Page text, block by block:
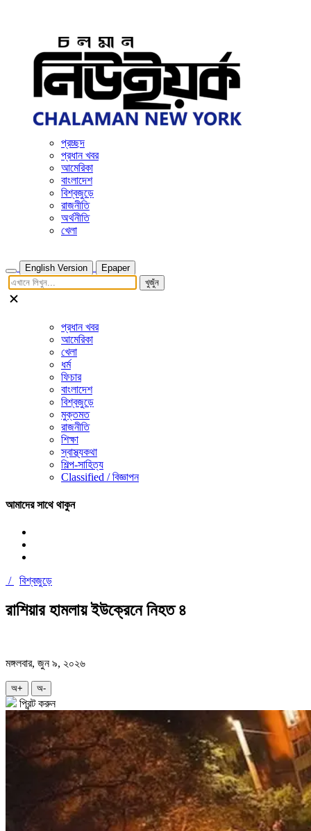
প্রচ্ছদ
প্রধান খবর
আমেরিকা
বাংলাদেশ
বিশ্বজুড়ে
রাজনীতি
অর্থনীতি
খেলা
English Version
Epaper
খুজুঁন
প্রধান খবর
আমেরিকা
খেলা
ধর্ম
ফিচার
বাংলাদেশ
বিশ্বজুড়ে
মুক্তমত
রাজনীতি
শিক্ষা
স্বাস্থ্যকথা
শিল্প-সাহিত্য
Classified / বিজ্ঞাপন
আমাদের সাথে থাকুন
/ বিশ্বজুড়ে
রাশিয়ার হামলায় ইউক্রেনে নিহত ৪
মঙ্গলবার, জুন ৯, ২০২৬
অ+ অ-
প্রিন্ট করুন